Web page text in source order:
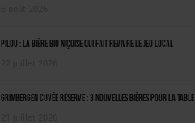
Pilou : la bière bio niçoise qui fait revivre le jeu local
Grimbergen Cuvée Réserve : 3 nouvelles bières pour la table